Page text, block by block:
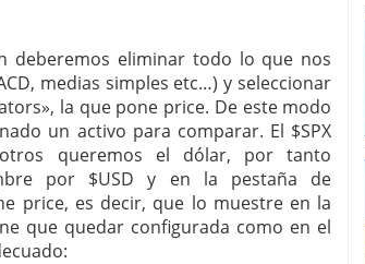
eliminar todo lo que nos
medias simples etc…) y seleccionar
la que pone price. De este modo
un activo para comparar. El $SPX
queremos el dólar, por tanto
por $USD y en la pestaña de
price, es decir, que lo muestre en la
que quedar configurada como en el